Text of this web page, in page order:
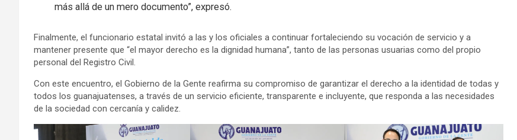
más allá de un mero documento”, expresó.
Finalmente, el funcionario estatal invitó a las y los oficiales a continuar fortaleciendo su vocación de servicio y a
mantener presente que “el mayor derecho es la dignidad humana”, tanto de las personas usuarias como del propio
personal del Registro Civil.
Con este encuentro, el Gobierno de la Gente reafirma su compromiso de garantizar el derecho a la identidad de todas y
todos los guanajuatenses, a través de un servicio eficiente, transparente e incluyente, que responda a las necesidades
de la sociedad con cercanía y calidez.